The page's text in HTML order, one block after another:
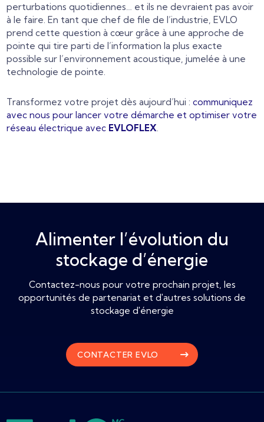
perturbations quotidiennes… et ils ne devraient pas avoir
à le faire. En tant que chef de file de l’industrie, EVLO
prend cette question à cœur grâce à une approche de
pointe qui tire parti de l’information la plus exacte
possible sur l’environnement acoustique, jumelée à une
technologie de pointe.
Transformez votre projet dès aujourd’hui : communiquez
avec nous pour lancer votre démarche et optimiser votre
réseau électrique avec EVLOFLEX
Alimenter l’évolution du
stockage d’énergie
Contactez-nous pour votre prochain projet, les
opportunités de partenariat et d'autres solutions de
stockage d'énergie
CONTACTER EVLO